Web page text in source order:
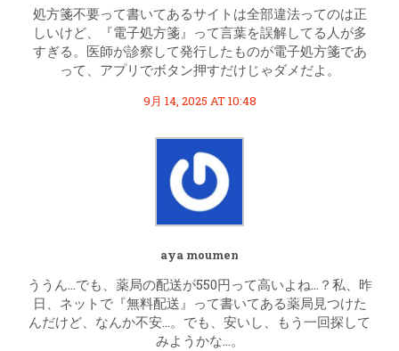
処方箋不要って書いてあるサイトは全部違法ってのは正
しいけど、『電子処方箋』って言葉を誤解してる人が多
すぎる。医師が診察して発行したものが電子処方箋であ
って、アプリでボタン押すだけじゃダメだよ。
9月 14, 2025 AT 10:48
aya moumen
ううん…でも、薬局の配送が550円って高いよね…？私、昨
日、ネットで『無料配送』って書いてある薬局見つけた
んだけど、なんか不安…。でも、安いし、もう一回探して
みようかな…。